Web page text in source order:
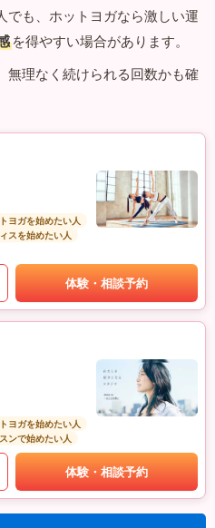
でも、ホットヨガなら激しい運
を得やすい場合があります。
無理なく続けられる回数かも確
ヨガを始めたい人
スを始めたい人
体験・相談予約
ヨガを始めたい人
ンで始めたい人
体験・相談予約